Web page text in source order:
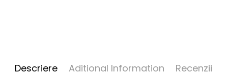
Descriere Aditional Information Recenzii